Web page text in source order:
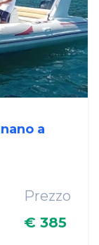
a
Prezzo
€ 385